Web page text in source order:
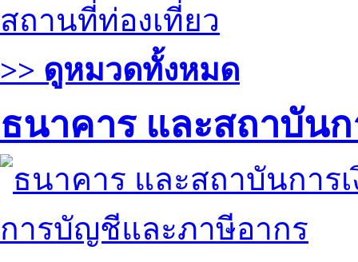
สถานที่ท่องเที่ยว
>> ดูหมวดทั้งหมด
ธนาคาร และสถาบันก
การบัญชีและภาษีอากร